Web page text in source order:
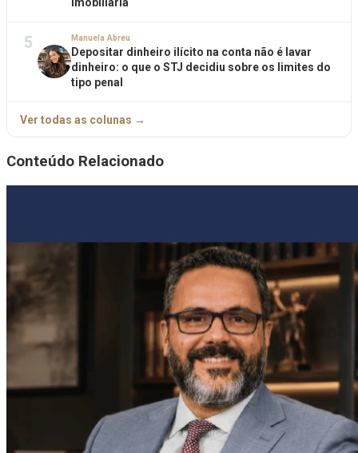
imobiliária
5 Manuela Abreu
Depositar dinheiro ilícito na conta não é lavar
dinheiro: o que o STJ decidiu sobre os limites do
tipo penal
Ver todas as colunas →
Conteúdo Relacionado